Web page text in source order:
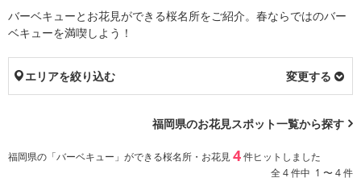
バーベキューとお花見ができる桜名所をご紹介。春ならではのバー
ベキューを満喫しよう！
エリアを絞り込む 変更する
福岡県のお花見スポット一覧から探す
福岡県の「バーベキュー」ができる桜名所・お花見4件ヒットしました
全 4 件中 1 〜 4 件